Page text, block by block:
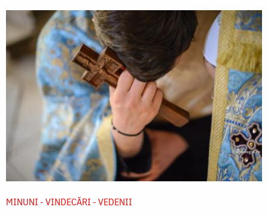
MINUNI - VINDECĂRI - VEDENII